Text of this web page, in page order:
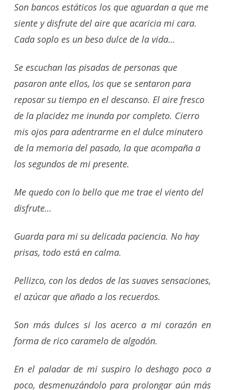
Son bancos estáticos los que aguardan a que me
siente y disfrute del aire que acaricia mi cara.
Cada soplo es un beso dulce de la vida…
Se escuchan las pisadas de personas que
pasaron ante ellos, los que se sentaron para
reposar su tiempo en el descanso. El aire fresco
de la placidez me inunda por completo. Cierro
mis ojos para adentrarme en el dulce minutero
de la memoria del pasado, la que acompaña a
los segundos de mi presente.
Me quedo con lo bello que me trae el viento del
disfrute…
Guarda para mi su delicada paciencia. No hay
prisas, todo está en calma.
Pellizco, con los dedos de las suaves sensaciones,
el azúcar que añado a los recuerdos.
Son más dulces si los acerco a mi corazón en
forma de rico caramelo de algodón.
En el paladar de mi suspiro lo deshago poco a
poco, desmenuzándolo para prolongar aún más